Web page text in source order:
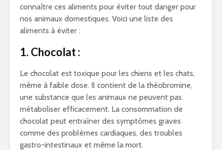
connaître ces aliments pour éviter tout danger pour
nos animaux domestiques. Voici une liste des
aliments à éviter :
1. Chocolat :
Le chocolat est toxique pour les chiens et les chats,
même à faible dose. Il contient de la théobromine,
une substance que les animaux ne peuvent pas
métaboliser efficacement. La consommation de
chocolat peut entraîner des symptômes graves
comme des problèmes cardiaques, des troubles
gastro-intestinaux et même la mort.